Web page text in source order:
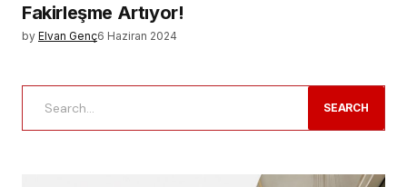
Fakirleşme Artıyor!
by Elvan Genç6 Haziran 2024
SEARCH